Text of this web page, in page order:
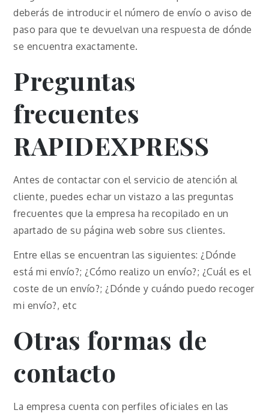
deberás de introducir el número de envío o aviso de
paso para que te devuelvan una respuesta de dónde
se encuentra exactamente.
Preguntas
frecuentes
RAPIDEXPRESS
Antes de contactar con el servicio de atención al
cliente, puedes echar un vistazo a las preguntas
frecuentes que la empresa ha recopilado en un
apartado de su página web sobre sus clientes.
Entre ellas se encuentran las siguientes: ¿Dónde
está mi envío?; ¿Cómo realizo un envío?; ¿Cuál es el
coste de un envío?; ¿Dónde y cuándo puedo recoger
mi envío?, etc
Otras formas de
contacto
La empresa cuenta con perfiles oficiales en las